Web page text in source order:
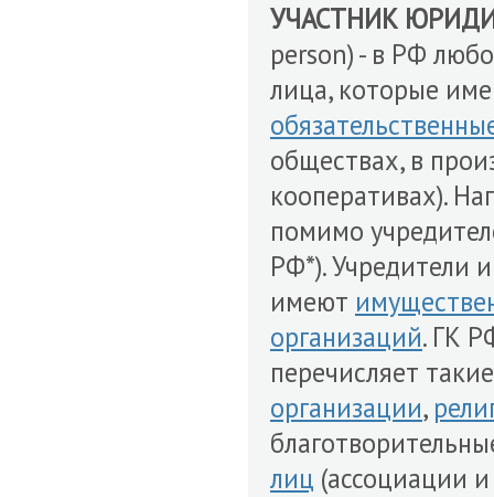
УЧАСТНИК
person) - в РФ
лица, которые
обществах, в
кооперативах).
помимо
РФ*). Учредители
имеют
организаций. ГК
перечисляет
организации,
лиц (ассоциации